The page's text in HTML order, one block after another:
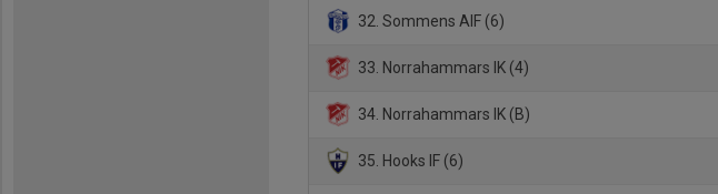
32. Sommens AIF (6)
33. Norrahammars IK (4)
34. Norrahammars IK (B)
35. Hooks IF (6)